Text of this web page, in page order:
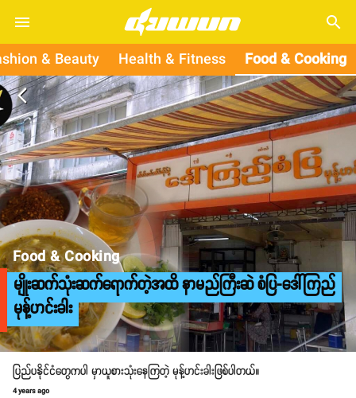
search
& Beauty Health & Fitness Food & Cooking
arrow_back_ios
Food & Cooking
မျိုးဆက်သုံးဆက်ရောက်တဲ့အထိ နာမည်ကြီးဆဲ စံပြ-ဒေါ်ကြည်
မုန့်ဟင်းခါး
ပြည်ပနိုင်ငံတွေကပါ မှာယူစားသုံးနေကြတဲ့ မုန့်ဟင်းခါးဖြစ်ပါတယ်။
4 years ago